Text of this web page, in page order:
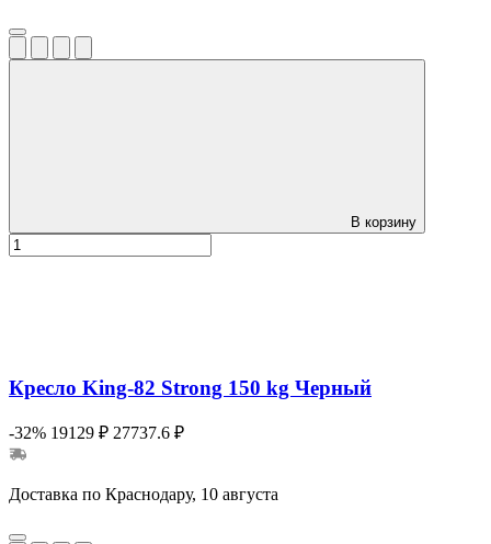
В корзину
Кресло King-82 Strong 150 kg Черный
-32% 19129 ₽ 27737.6 ₽
Доставка по Краснодару, 10 августа